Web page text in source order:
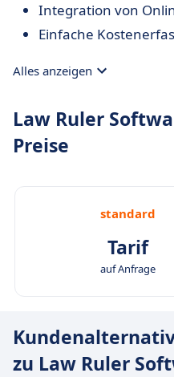
Integration von
Einfache
Alles anzeigen
Law Ruler
Preise
standard
Tarif
auf Anfrage
zu Law Ruler